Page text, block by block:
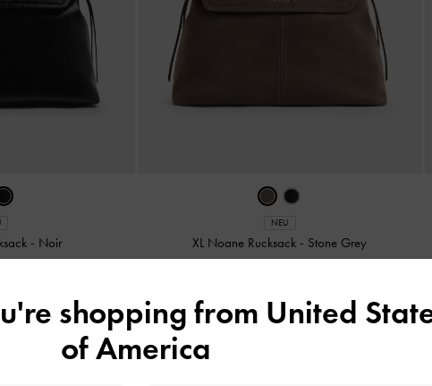
- Noir
NEU
XL Noane Rucksack - Stone Grey
shopping from United
of America